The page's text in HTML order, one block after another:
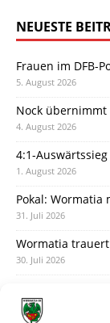
NEUESTE
Frauen im DFB-
5. August 2026
Nock
4. August 2026
4:1-
1. August 2026
Pokal: Wormatia
31. Juli 2026
Wormatia
30. Juli 2026
28. Juli 2026